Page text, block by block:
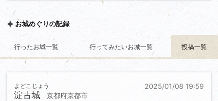
お城めぐりの記録
行ったお城一覧 行ってみたいお城一覧 投稿一覧
2025/01/08 19:59
淀古城
よどこじょう
京都府京都市